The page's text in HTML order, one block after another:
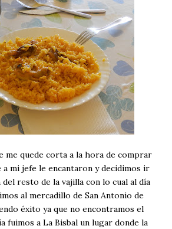
me quede corta a la hora de comprar
mi jefe le encantaron y decidimos ir
resto de la vajilla con lo cual al día
al mercadillo de San Antonio de
éxito ya que no encontramos el
fuimos a La Bisbal un lugar donde la